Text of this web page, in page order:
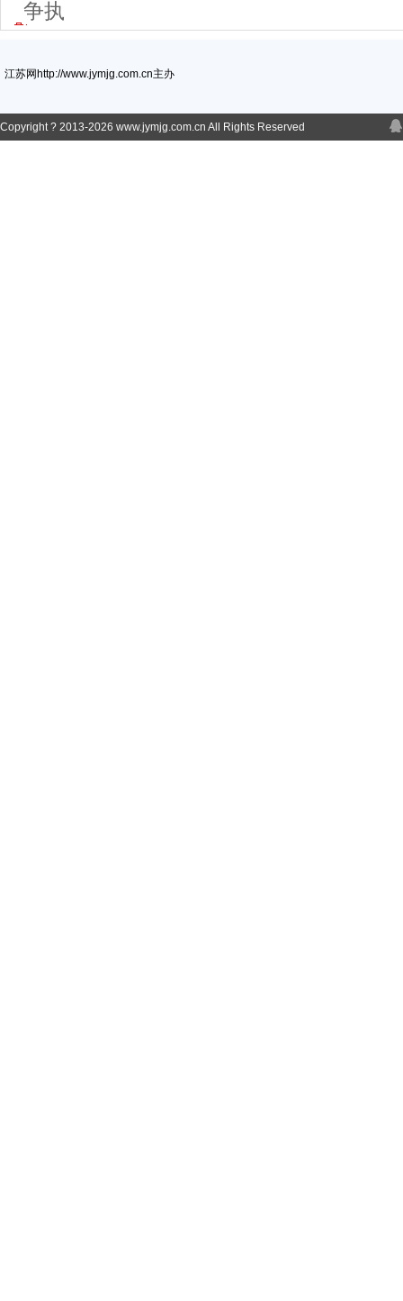
争执
江苏网http://www.jymjg.com.cn主办
Copyright ? 2013-2026 www.jymjg.com.cn All Rights Reserved